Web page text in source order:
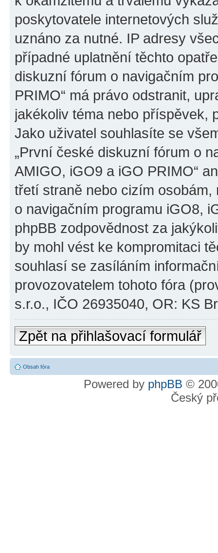
poskytovatele internetových
uznáno za nutné. IP adresy
případné uplatnění těchto
diskuzní fórum o navigačním
PRIMO“ má právo odstranit,
jakékoliv téma nebo příspěvek,
Jako uživatel souhlasíte se
„První české diskuzní fórum o
AMIGO, iGO9 a iGO PRIMO“
třetí straně nebo cizím
o navigačním programu iGO8,
phpBB zodpovědnost za
by mohl vést ke kompromitaci
souhlasí se zasíláním
provozovatelem tohoto fóra
s.r.o., IČO 26935040, OR: KS
Zpět na přihlašovací formulář
Obsah fóra
Powered by phpBB ©
Český